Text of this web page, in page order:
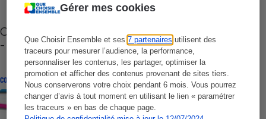
Gérer mes cookies
Que Choisir Ensemble et ses7 partenaires utilisent des
traceurs pour mesurer l’audience, la performance,
personnaliser les contenus, les partager, optimiser la
promotion et afficher des contenus provenant de sites tiers.
Nous conserverons votre choix pendant 6 mois. Vous pourrez
changer d’avis à tout moment en utilisant le lien « paramétrer
les traceurs » en bas de chaque page.
Cafetière à capsules zéro déchet CoffeeB (vidéo)
- Premières impressions
CONSEILS